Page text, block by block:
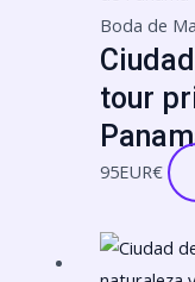
Boda de
tour
95EUR€